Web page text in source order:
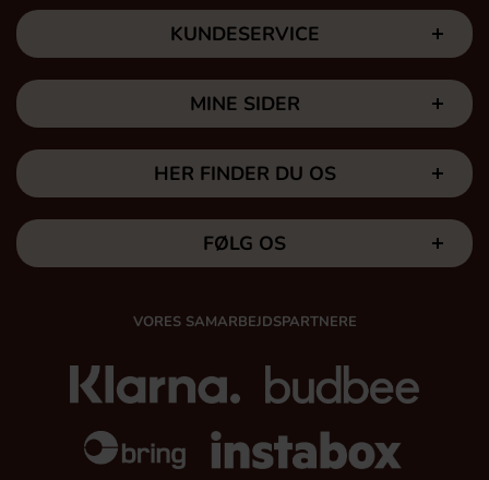
KUNDESERVICE
MINE SIDER
HER FINDER DU OS
FØLG OS
VORES SAMARBEJDSPARTNERE